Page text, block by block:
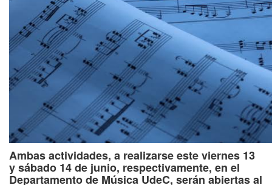
Ambas actividades, a realizarse este viernes 13
y sábado 14 de junio, respectivamente, en el
Departamento de Música UdeC, serán abiertas al